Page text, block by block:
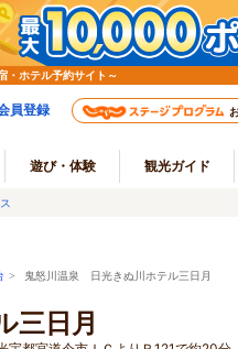
・ホテル予約サイト～
員登録
遊び・体験 観光ガイド
> 鬼怒川温泉 日光きぬ川ホテル三日月
三日月